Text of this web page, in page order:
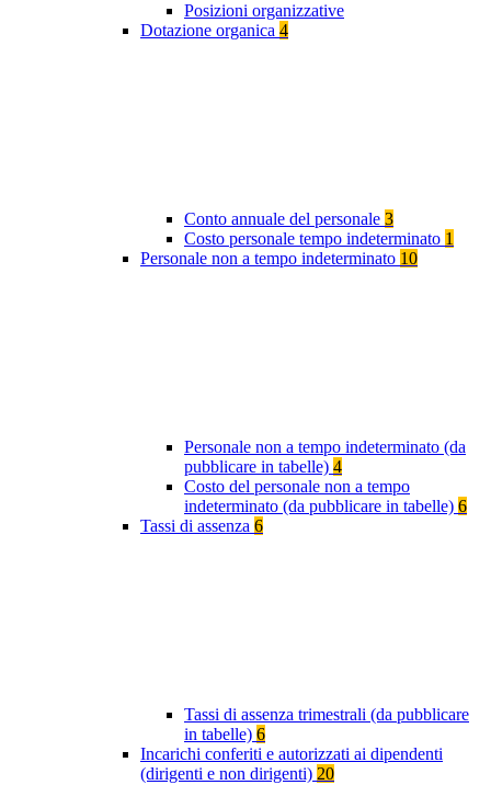
Posizioni organizzative
Dotazione organica 4
Conto annuale del personale 3
Costo personale tempo indeterminato 1
Personale non a tempo indeterminato 10
Personale non a tempo indeterminato (da
pubblicare in tabelle) 4
Costo del personale non a tempo
indeterminato (da pubblicare in tabelle) 6
Tassi di assenza 6
Tassi di assenza trimestrali (da pubblicare
in tabelle) 6
Incarichi conferiti e autorizzati ai dipendenti
(dirigenti e non dirigenti) 20